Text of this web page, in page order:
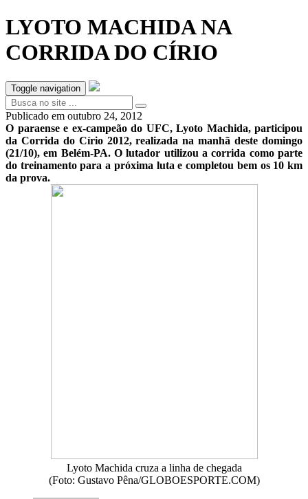
LYOTO MACHIDA NA
CORRIDA DO CÍRIO
Toggle navigation
Publicado em outubro 24, 2012
O paraense e ex-campeão do UFC, Lyoto Machida, participou
da Corrida do Círio 2012, realizada na manhã deste domingo
(21/10), em Belém-PA. O lutador utilizou a corrida como parte
do treinamento para a próxima luta e completou bem os 10 km
da prova.
Lyoto Machida cruza a linha de chegada
(Foto: Gustavo Pêna/GLOBOESPORTE.COM)